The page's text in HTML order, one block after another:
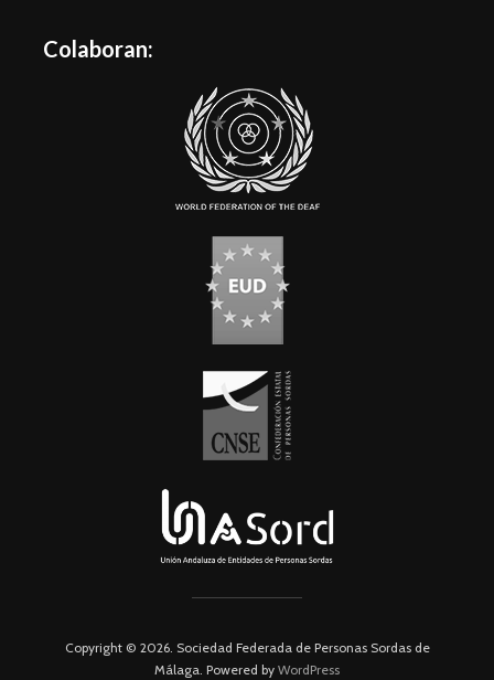
Colaboran:
Copyright © 2026. Sociedad Federada de Personas Sordas de
Málaga. Powered by WordPress